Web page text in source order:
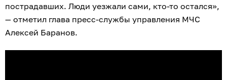
пострадавших. Люди уезжали сами, кто-то остался»,
— отметил глава пресс-службы управления МЧС
Алексей Баранов.